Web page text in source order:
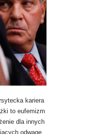
kariera
to eufemizm
dla innych
odwagę